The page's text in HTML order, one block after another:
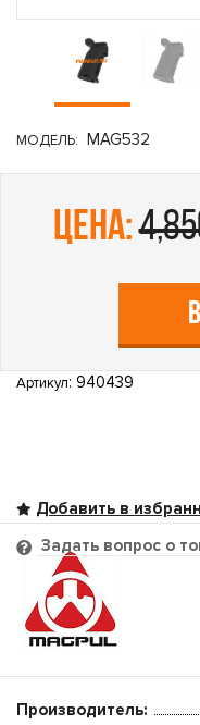
МОДЕЛЬ: MAG532
цена:
Артикул: 940439
Задать вопрос о
Производитель: